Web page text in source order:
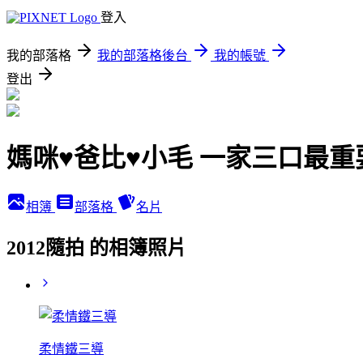
登入
我的部落格 我的部落格後台
我的帳號
登出
媽咪♥爸比♥小毛 一家三口最重
相簿 部落格 名片
2012隨拍 的相簿照片
柔情鐵三導